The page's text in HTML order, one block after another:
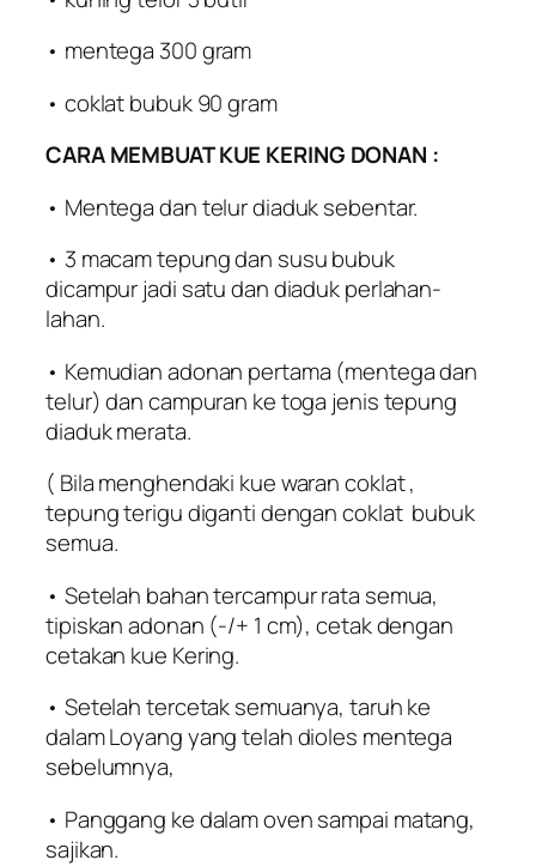
• mentega 300 gram
• coklat bubuk 90 gram
CARA MEMBUAT KUE KERING DONAN :
• Mentega dan telur diaduk sebentar.
• 3 macam tepung dan susu bubuk
dicampur jadi satu dan diaduk perlahan-
lahan.
• Kemudian adonan pertama (mentega dan
telur) dan campuran ke toga jenis tepung
diaduk merata.
( Bila menghendaki kue waran coklat ,
tepung terigu diganti dengan coklat bubuk
semua.
• Setelah bahan tercampur rata semua,
tipiskan adonan (-/+ 1 cm), cetak dengan
cetakan kue Kering.
• Setelah tercetak semuanya, taruh ke
dalam Loyang yang telah dioles mentega
sebelumnya,
• Panggang ke dalam oven sampai matang,
sajikan.